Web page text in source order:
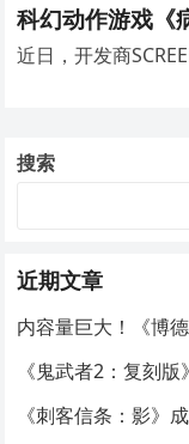
科幻动作游戏《
近日，开发商
搜索
近期文章
内容量巨大！《博
《鬼武者2：复刻
《刺客信条：影》